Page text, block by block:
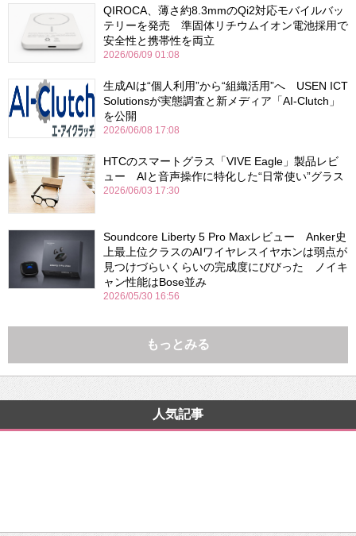
QIROCA、薄さ約8.3mmのQi2対応モバイルバッ
テリーを発売 準固体リチウムイオン電池採用で
安全性と携帯性を両立
2026/06/09 01:08
生成AIは“個人利用”から“組織活用”へ USEN ICT
Solutionsが実態調査と新メディア「AI-Clutch」
を公開
2026/06/08 17:08
HTCのスマートグラス「VIVE Eagle」製品レビ
ュー AIと音声操作に特化した“日常使い”グラス
2026/06/03 17:30
Soundcore Liberty 5 Pro Maxレビュー Anker史
上最上位クラスのAIワイヤレスイヤホンは弱点が
見つけづらいくらいの完成度にびびった ノイキ
ャン性能はBose並み
2026/05/30 16:56
もっとみる
人気記事